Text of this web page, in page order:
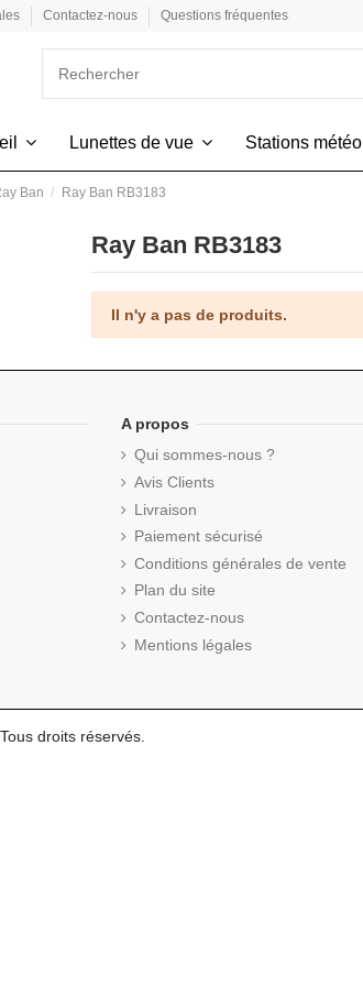
Contactez-nous Questions fréquentes
Lunettes de vue Stations météo
Ban Ray Ban RB3183
Ray Ban RB3183
Il n'y a pas de produits.
A propos
Qui sommes-nous ?
Avis Clients
Livraison
Paiement sécurisé
Conditions générales de vente
Plan du site
Contactez-nous
Mentions légales
droits réservés.